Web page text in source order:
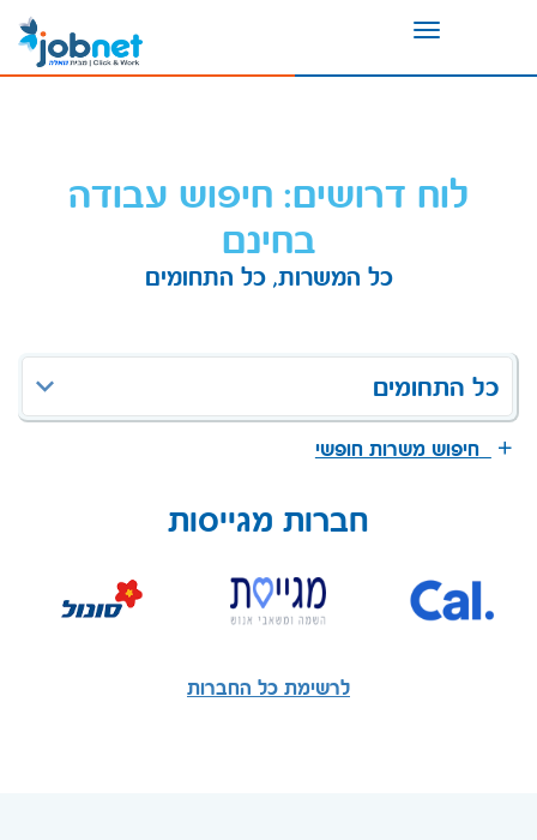
Toggle
לוח דרושים: חיפוש עבודה
בחינם
כל המשרות, כל התחומים
כל התחומים
חיפוש משרות חופשי
חברות מגייסות
לרשימת כל החברות